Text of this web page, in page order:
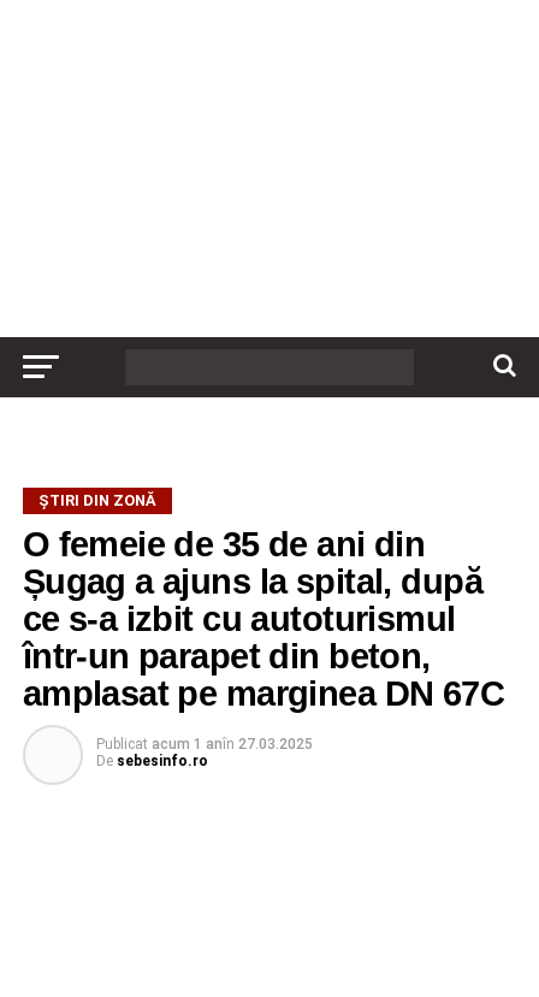
ȘTIRI DIN ZONĂ
O femeie de 35 de ani din
Șugag a ajuns la spital, după
ce s-a izbit cu autoturismul
într-un parapet din beton,
amplasat pe marginea DN 67C
Publicat acum 1 anîn 27.03.2025
De sebesinfo.ro